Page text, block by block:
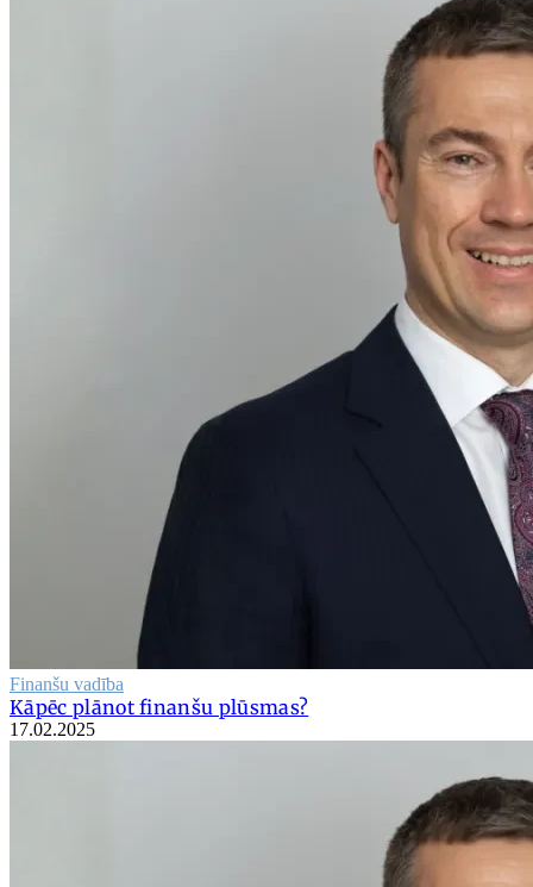
Finanšu vadība
Kāpēc plānot finanšu plūsmas?
17.02.2025